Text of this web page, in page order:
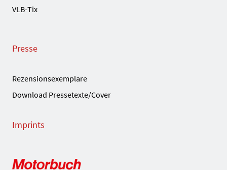
VLB-Tix
Presse
Rezensionsexemplare
Download Pressetexte/Cover
Imprints